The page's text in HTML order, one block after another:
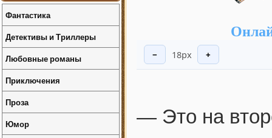
− 18px +
— Это на
Фантастика
Детективы и Триллеры
Любовные романы
Приключения
Проза
Юмор